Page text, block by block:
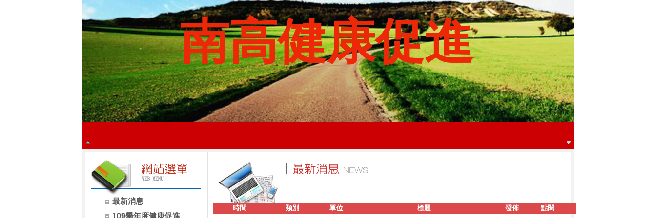
南高健康促進
最新消息
109學年度健康促進
時間 類別 單位 標題 發佈 點閱